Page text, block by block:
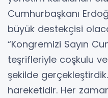
Cumhurbaşkanı
büyük destekçisi
“Kongremizi Sayın
teşrifleriyle coşkulu
şekilde
hareketidir. Her